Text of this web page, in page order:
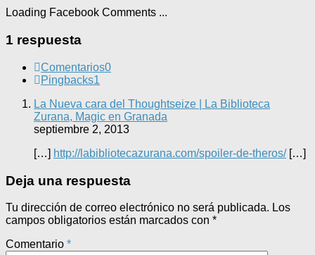
Loading Facebook Comments ...
1 respuesta
Comentarios0
Pingbacks1
La Nueva cara del Thoughtseize | La Biblioteca
Zurana, Magic en Granada
septiembre 2, 2013
[…] http://labibliotecazurana.com/spoiler-de-theros/[…]
Deja una respuesta
Tu dirección de correo electrónico no será publicada. Los
campos obligatorios están marcados con *
Comentario *